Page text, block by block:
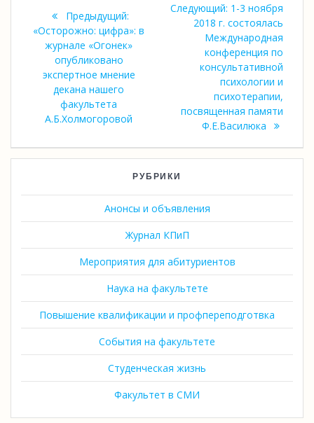
по
записям
Предыдущий:
Предыдущая
запись:
«Осторожно: цифра»: в
журнале «Огонек»
опубликовано
экспертное мнение
декана нашего
факультета
А.Б.Холмогоровой
Следующий: Следующая
запись:
1-3 ноября
2018 г. состоялась
Международная
конференция по
консультативной
психологии и
психотерапии,
посвященная памяти
Ф.Е.Василюка
РУБРИКИ
Анонсы и объявления
Журнал КПиП
Мероприятия для абитуриентов
Наука на факультете
Повышение квалификации и профпереподготвка
События на факультете
Студенческая жизнь
Факультет в СМИ